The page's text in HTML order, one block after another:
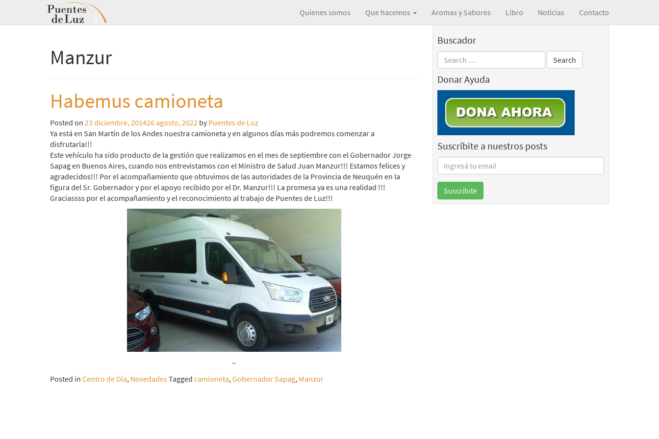
Quienes somos Que hacemos Aromas y Sabores Libro Noticias Contacto
Manzur
Habemus camioneta
Posted on 23 diciembre, 201426 agosto, 2022 by Puentes de Luz
Ya está en San Martín de los Andes nuestra camioneta y en algunos días más podremos comenzar a
disfrutarla!!!
Este vehículo ha sido producto de la gestión que realizamos en el mes de septiembre con el Gobernador Jorge
Sapag en Buenos Aires, cuando nos entrevistamos con el Ministro de Salud Juan Manzur!!! Estamos felices y
agradecidos!!! Por el acompañamiento que obtuvimos de las autoridades de la Provincia de Neuquén en la
figura del Sr. Gobernador y por el apoyo recibido por el Dr. Manzur!!! La promesa ya es una realidad !!!
Graciassss por el acompañamiento y el reconocimiento al trabajo de Puentes de Luz!!!
–
Posted in Centro de Día, NovedadesTagged camioneta,Gobernador Sapag, Manzur
Buscador
Donar Ayuda
Suscríbite a nuestros posts